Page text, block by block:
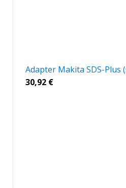
Adapter Makita SDS-Plus
30,92 €